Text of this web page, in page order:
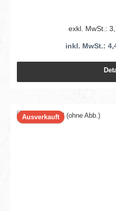
exkl. MwSt.:
inkl. MwSt.:
Ausverkauft